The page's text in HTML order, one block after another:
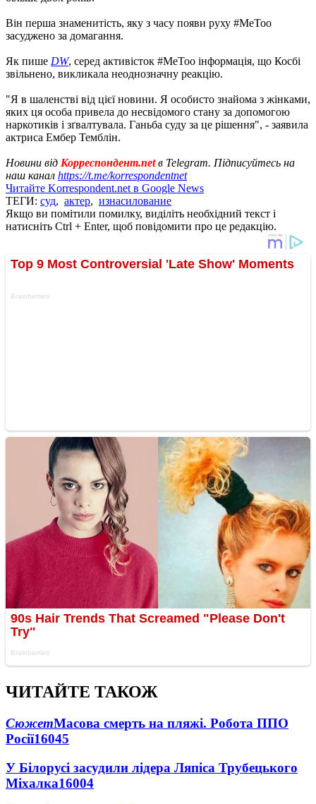
Він перша знаменитість, яку з часу появи руху #MeToo
засуджено за домагання.
Як пише DW, серед активісток #MeToo інформація, що Косбі
звільнено, викликала неоднозначну реакцію.
"Я в шаленстві від цієї новини. Я особисто знайома з жінками,
яких ця особа привела до несвідомого стану за допомогою
наркотиків і зґвалтувала. Ганьба суду за це рішення", - заявила
актриса Ембер Темблін.
Новини від Корреспондент.netв Telegram. Підписуйтесь на
наш канал https://t.me/korrespondentnet
Читайте Korrespondent.net в Google News
ТЕГИ: суд, актер, изнасилование
Якщо ви помітили помилку, виділіть необхідний текст і
натисніть Ctrl + Enter, щоб повідомити про це редакцію.
ЧИТАЙТЕ ТАКОЖ
СюжетМасова смерть на пляжі. Робота ППО
Росії16045
У Білорусі засудили лідера Ляпіса Трубецького
Міхалка16004